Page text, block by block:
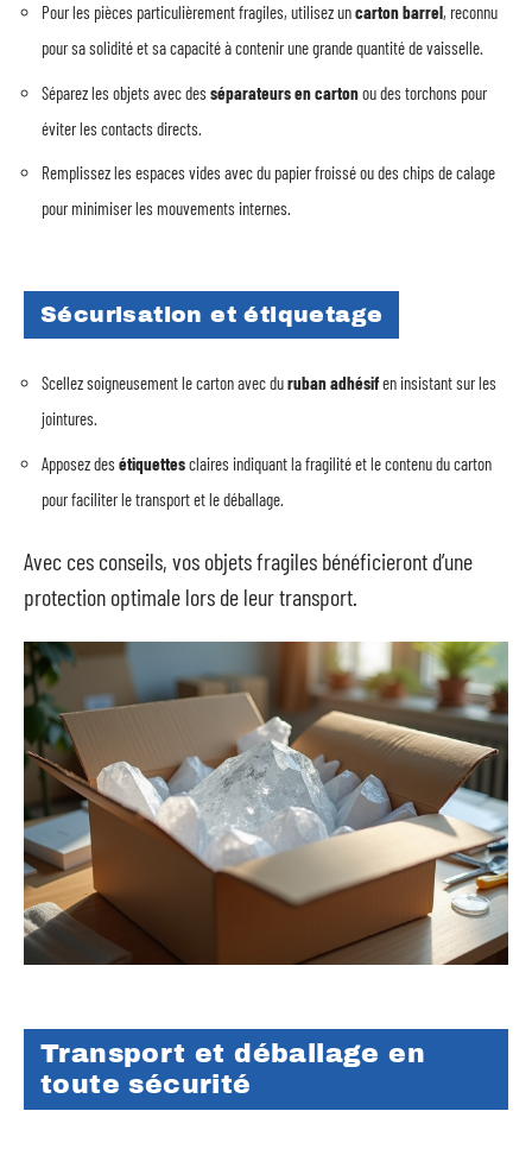
Pour les pièces particulièrement fragiles, utilisez uncarton barrel, reconnu
pour sa solidité et sa capacité à contenir une grande quantité de vaisselle.
Séparez les objets avec des séparateurs en cartonou des torchons pour
éviter les contacts directs.
Remplissez les espaces vides avec du papier froissé ou des chips de calage
pour minimiser les mouvements internes.
Sécurisation et étiquetage
Scellez soigneusement le carton avec duruban adhésifen insistant sur les
jointures.
Apposez des étiquettesclaires indiquant la fragilité et le contenu du carton
pour faciliter le transport et le déballage.
Avec ces conseils, vos objets fragiles bénéficieront d’une
protection optimale lors de leur transport.
Transport et déballage en
toute sécurité